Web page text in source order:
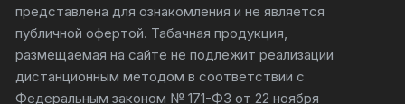
представлена для ознакомления и не является
публичной офертой. Табачная продукция,
размещаемая на сайте не подлежит реализации
дистанционным методом в соответствии с
Федеральным законом № 171-ФЗ от 22 ноября